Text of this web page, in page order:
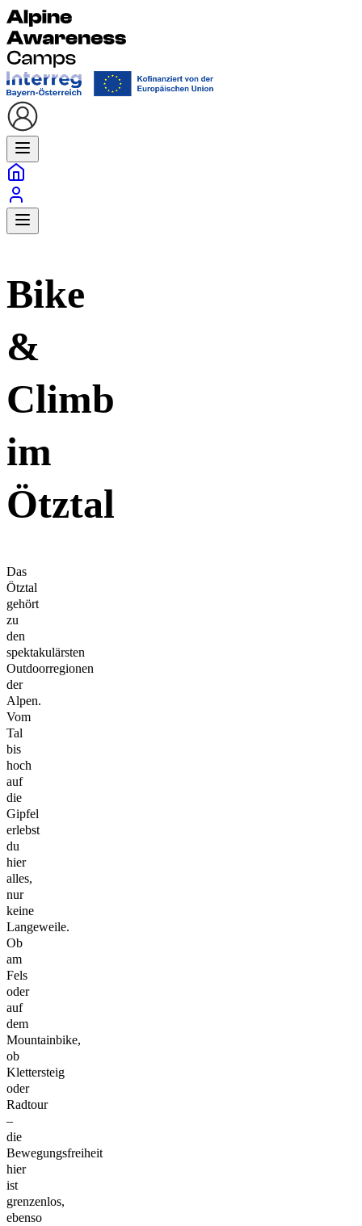
Bike
&
Climb
im
Ötztal
Das
Ötztal
gehört
zu
den
spektakulärsten
Outdoorregionen
der
Alpen.
Vom
Tal
bis
hoch
auf
die
Gipfel
erlebst
du
hier
alles,
nur
keine
Langeweile.
Ob
am
Fels
oder
auf
dem
Mountainbike,
ob
Klettersteig
oder
Radtour
–
die
Bewegungsfreiheit
hier
ist
grenzenlos,
ebenso